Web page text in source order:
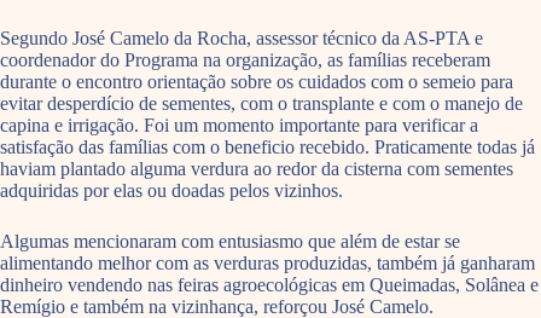
Segundo José Camelo da Rocha, assessor técnico da AS-PTA e
coordenador do Programa na organização, as famílias receberam
durante o encontro orientação sobre os cuidados com o semeio para
evitar desperdício de sementes, com o transplante e com o manejo de
capina e irrigação. Foi um momento importante para verificar a
satisfação das famílias com o beneficio recebido. Praticamente todas já
haviam plantado alguma verdura ao redor da cisterna com sementes
adquiridas por elas ou doadas pelos vizinhos.
Algumas mencionaram com entusiasmo que além de estar se
alimentando melhor com as verduras produzidas, também já ganharam
dinheiro vendendo nas feiras agroecológicas em Queimadas, Solânea e
Remígio e também na vizinhança, reforçou José Camelo.